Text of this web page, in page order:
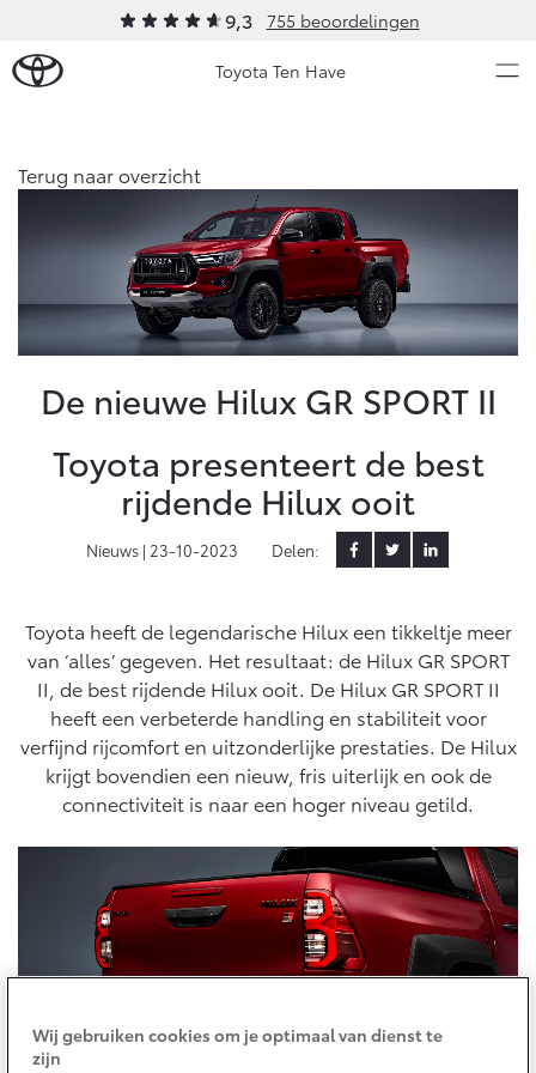
9,3 755 beoordelingen
Toyota Ten Have
Ons bedrijf
Historie
Onze medewerkers
MVO
Contact en Route
Klantbeoordelingen
Aygo X
Vanaf € 23.750,-
Yaris
HYBRIDE
Vanaf € 27.195,-
Vanaf € 31.895,- Vanaf € 32.995,-
Vanaf € 33.495,-
Corolla Touring Sports
HYBRIDE
Vanaf € 35.495,-
Onderhoud op Maat
APK
Airco check
Vakantiecheck
Hybride Zekerheid Controle
Toyota handleidingen
Schade & Garantie
Toyota Pechhulp
10 jaar Toyota garantie
Wat is Private Lease?
Bereken je maandbedrag
Private Lease voor ZZP
Toyota Betaalplan
Oplaadservice
Thuislaadpakketten
Laadpas
Zakelijk
Toyota voor de zaak
Leaserijder
Wagenparkbeheer
Operational Lease
Werkplaatsafspraak maken
Contact en Route
Plan een proefrit
Vraag een brochure aan
Bekijk de verwachte modellen
Terug naar overzicht
De nieuwe Hilux GR SPORT II
Toyota presenteert de best
rijdende Hilux ooit
Nieuws | 23-10-2023 Delen:
Toyota heeft de legendarische Hilux een tikkeltje meer
van ‘alles’ gegeven. Het resultaat: de Hilux GR SPORT
II, de best rijdende Hilux ooit. De Hilux GR SPORT II
heeft een verbeterde handling en stabiliteit voor
verfijnd rijcomfort en uitzonderlijke prestaties. De Hilux
krijgt bovendien een nieuw, fris uiterlijk en ook de
connectiviteit is naar een hoger niveau getild.
Wij gebruiken cookies om je optimaal van dienst te
zijn